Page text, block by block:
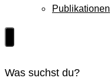
Publikationen
Was suchst du?